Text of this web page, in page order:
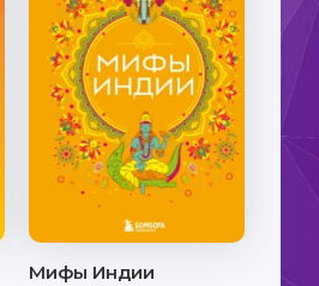
Мифы Индии